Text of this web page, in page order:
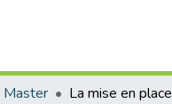
Master